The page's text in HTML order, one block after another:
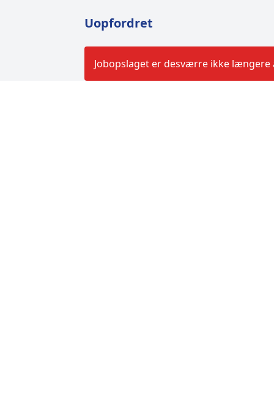
Uopfordret
Jobopslaget er desværre ikke længere